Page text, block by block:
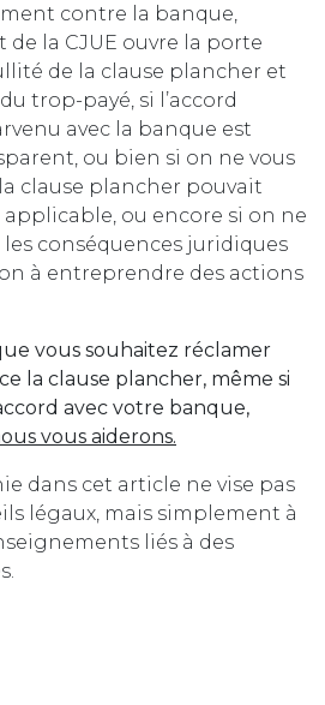
contre la banque,
de la CJUE ouvre la porte
de la clause plancher et
trop-payé, si l’accord
avec la banque est
ou bien si on ne vous
clause plancher pouvait
ou encore si on ne
les conséquences juridiques
à entreprendre des actions
vous souhaitez réclamer
la clause plancher, même si
avec votre banque,
vous aiderons.
dans cet article ne vise pas
légaux, mais simplement à
liés à des